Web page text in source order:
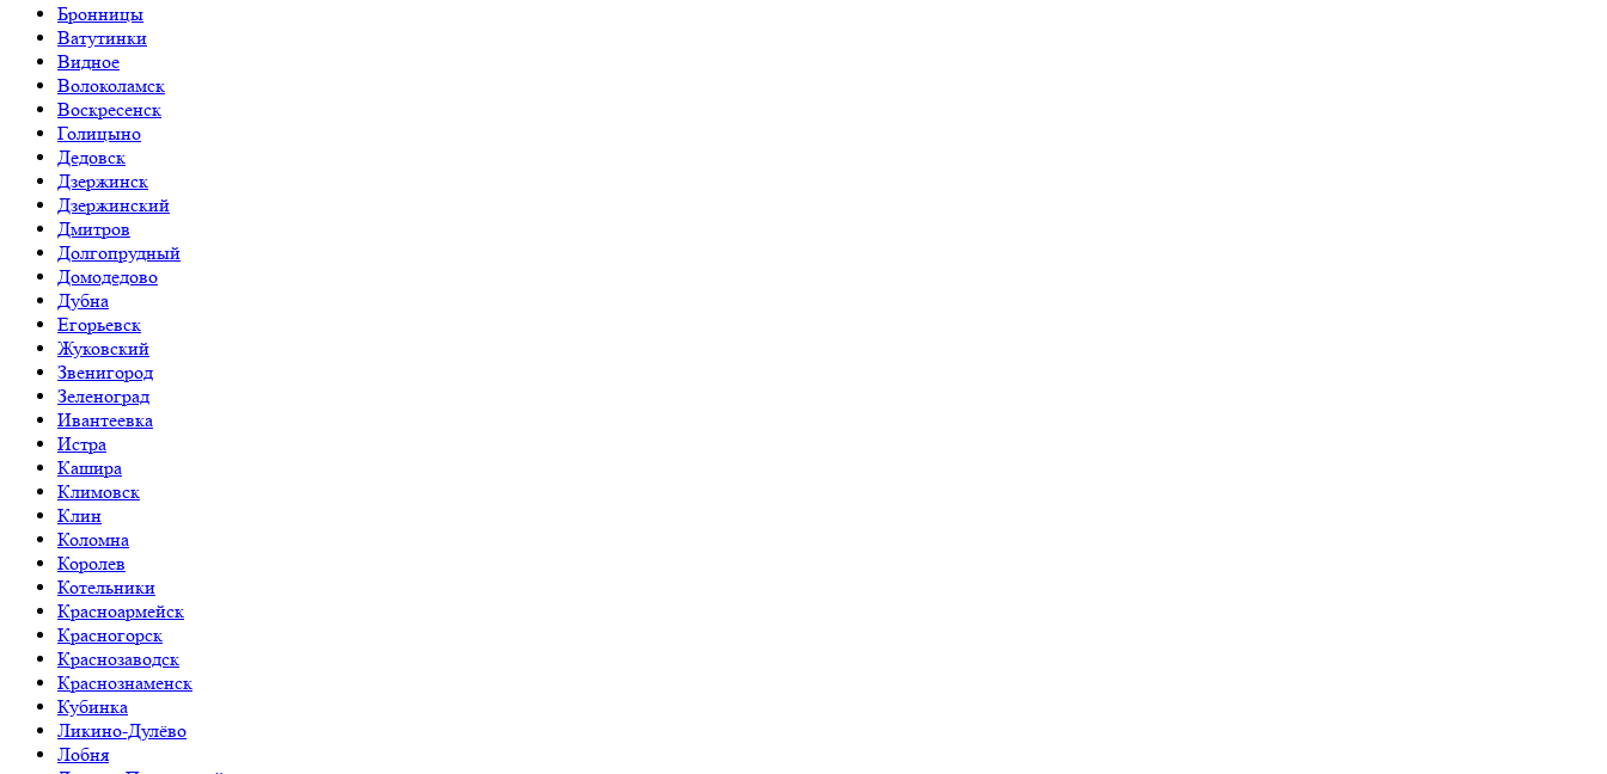
Бронницы
Ватутинки
Видное
Волоколамск
Воскресенск
Голицыно
Дедовск
Дзержинск
Дзержинский
Дмитров
Долгопрудный
Домодедово
Дубна
Егорьевск
Жуковский
Звенигород
Зеленоград
Ивантеевка
Истра
Кашира
Климовск
Клин
Коломна
Королев
Котельники
Красноармейск
Красногорск
Краснозаводск
Краснознаменск
Кубинка
Ликино-Дулёво
Лобня